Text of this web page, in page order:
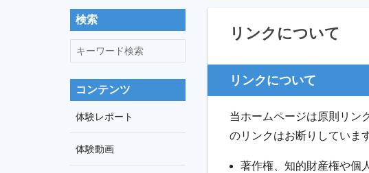
ジ
中
ト
リンクについて
リンクについて
当ホームページは原則リン
のリンクはお断りしています
著作権、知的財産権や個
ー
サ
イ
ド
ー
検索
キ
ワ
ー
ド
検
索
コンテンツ
体験レポート
体験動画